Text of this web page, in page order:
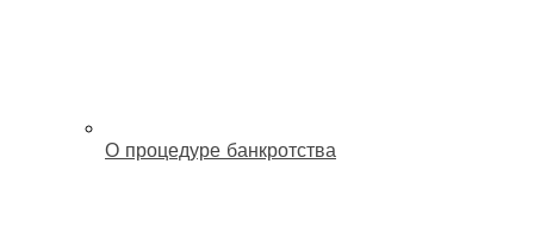
О процедуре банкротства